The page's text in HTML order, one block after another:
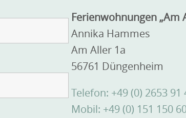
Ferienwohnungen „Am
Annika Hammes
Am Aller 1a
56761 Düngenheim
Telefon: +49 (0) 2653 91
Mobil: +49 (0) 151 150